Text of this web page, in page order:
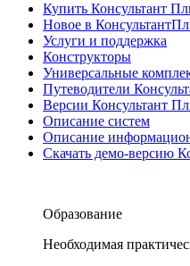
Купить Консультант
Новое в
Услуги и поддержка
Конструкторы
Универсальные
Путеводители
Версии Консультант
Описание систем
Описание
Скачать демо-версию
Образование
Необходимая